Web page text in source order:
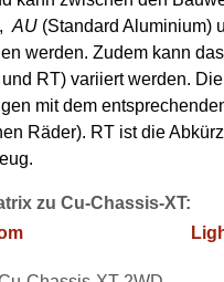
AU (Standard Aluminium)
werden. Zudem kann
RT) variiert werden.
mit dem
Räder). RT ist die
zu Cu-Chassis-XT: